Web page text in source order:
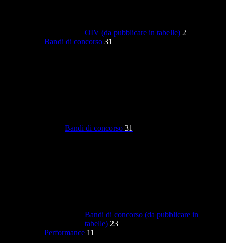
OIV (da pubblicare in tabelle) 2
Bandi di concorso 31
Bandi di concorso 31
Bandi di concorso (da pubblicare in
tabelle) 23
Performance 11